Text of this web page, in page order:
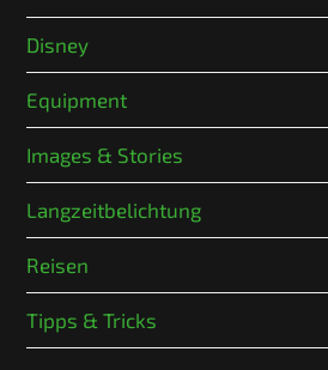
Disney
Equipment
Images & Stories
Langzeitbelichtung
Reisen
Tipps & Tricks